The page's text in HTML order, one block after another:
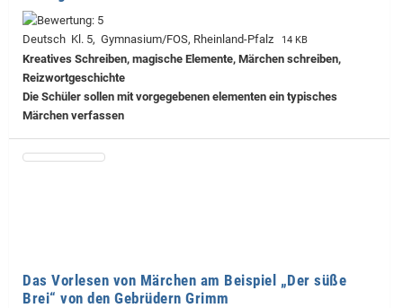
Deutsch Kl. 5, Gymnasium/FOS, Rheinland-Pfalz 14 KB
Kreatives Schreiben, magische Elemente, Märchen schreiben,
Reizwortgeschichte
Die Schüler sollen mit vorgegebenen elementen ein typisches
Märchen verfassen
Das Vorlesen von Märchen am Beispiel „Der süße
Brei“ von den Gebrüdern Grimm